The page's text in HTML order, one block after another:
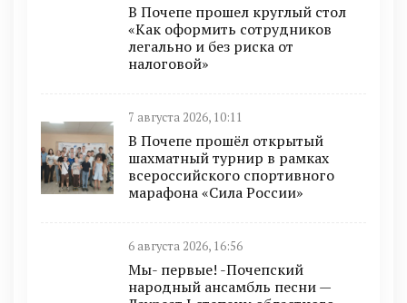
В Почепе прошел круглый стол
«Как оформить сотрудников
легально и без риска от
налоговой»
7 августа 2026, 10:11
В Почепе прошёл открытый
шахматный турнир в рамках
всероссийского спортивного
марафона «Сила России»
6 августа 2026, 16:56
Мы- первые! -Почепский
народный ансамбль песни —